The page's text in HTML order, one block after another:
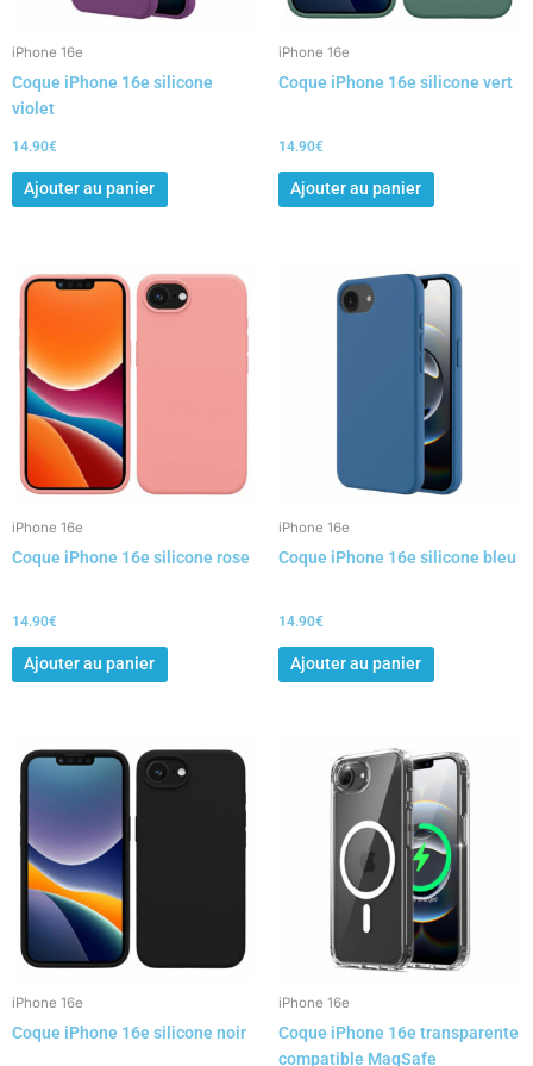
iPhone 16e
Coque iPhone 16e silicone
violet
14.90€
Ajouter au panier
iPhone 16e
Coque iPhone 16e silicone vert
14.90€
Ajouter au panier
iPhone 16e
Coque iPhone 16e silicone rose
14.90€
Ajouter au panier
iPhone 16e
Coque iPhone 16e silicone bleu
14.90€
Ajouter au panier
iPhone 16e
Coque iPhone 16e silicone noir
iPhone 16e
Coque iPhone 16e transparente
compatible MagSafe